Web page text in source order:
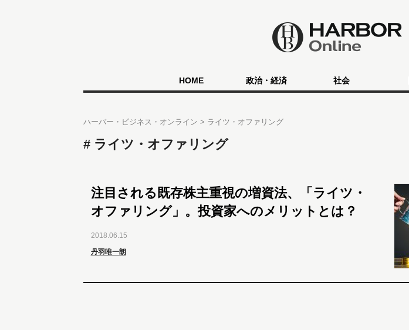
HOME 政治・経済 社会
ハーバー・ビジネス・オンライン ライツ・オファリング
ライツ・オファリング
注目される既存株主重視の増資法、「ライツ・
オファリング」。投資家へのメリットとは？
2018.06.15
丹羽唯一朗